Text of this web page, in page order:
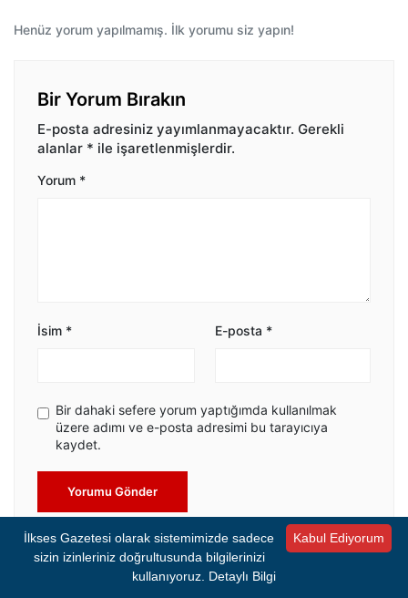
Henüz yorum yapılmamış. İlk yorumu siz yapın!
Bir Yorum Bırakın
E-posta adresiniz yayımlanmayacaktır. Gerekli
alanlar * ile işaretlenmişlerdir.
Yorum *
İsim * E-posta *
Bir dahaki sefere yorum yaptığımda kullanılmak
üzere adımı ve e-posta adresimi bu tarayıcıya
kaydet.
Yorumu Gönder
Kabul Ediyorum
İlkses Gazetesi olarak sistemimizde sadece
sizin izinleriniz doğrultusunda bilgilerinizi
kullanıyoruz. Detaylı Bilgi